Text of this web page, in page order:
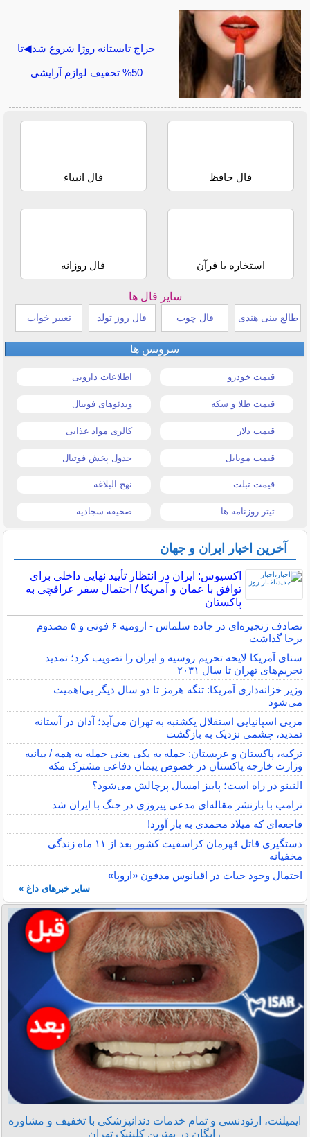
حراج تابستانه روژا شروع شد◀تا
50% تخفیف لوازم آرایشی
فال حافظ فال انبیاء
استخاره با قرآن فال روزانه
سایر فال ها
طالع بینی هندی فال چوب فال روز تولد تعبیر خواب
سرویس ها
قیمت خودرو اطلاعات دارویی
قیمت طلا و سکه ویدئوهای فوتبال
قیمت دلار کالری مواد غذایی
قیمت موبایل جدول پخش فوتبال
قیمت تبلت نهج البلاغه
تیتر روزنامه ها صحیفه سجادیه
آخرین اخبار ایران و جهان
اکسیوس: ایران در انتظار تأیید نهایی داخلی برای
توافق با عمان و آمریکا / احتمال سفر عراقچی به
پاکستان
تصادف زنجیره‌ای در جاده سلماس - ارومیه ۶ فوتی و ۵ مصدوم
برجا گذاشت
سنای آمریکا لایحه تحریم روسیه و ایران را تصویب کرد؛ تمدید
تحریم‌های تهران تا سال ۲۰۳۱
وزیر خزانه‌داری آمریکا: تنگه هرمز تا دو سال دیگر بی‌اهمیت
می‌شود
مربی اسپانیایی استقلال یکشنبه به تهران می‌آید؛ آدان در آستانه
تمدید، چشمی نزدیک به بازگشت
ترکیه، پاکستان و عربستان: حمله به یکی یعنی حمله به همه / بیانیه
وزارت خارجه پاکستان در خصوص پیمان دفاعی مشترک مکه
النینو در راه است؛ پاییز امسال پرچالش می‌شود؟
ترامپ با بازنشر مقاله‌ای مدعی پیروزی در جنگ با ایران شد
فاجعه‌ای که میلاد محمدی به بار آورد!
دستگیری قاتل قهرمان کراسفیت کشور بعد از ۱۱ ماه زندگی
مخفیانه
احتمال وجود حیات در اقیانوس مدفون «اروپا»
سایر خبرهای داغ »
ایمپلنت، ارتودنسی و تمام خدمات دندانپزشکی با تخفیف و مشاوره
رایگان در بهترین کلینیک تهران